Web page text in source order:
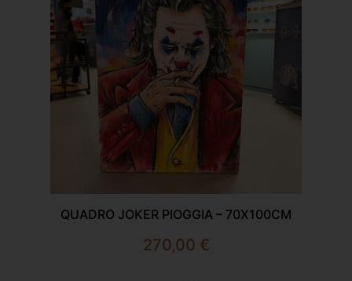
QUADRO JOKER PIOGGIA – 70X100CM
270,00 €